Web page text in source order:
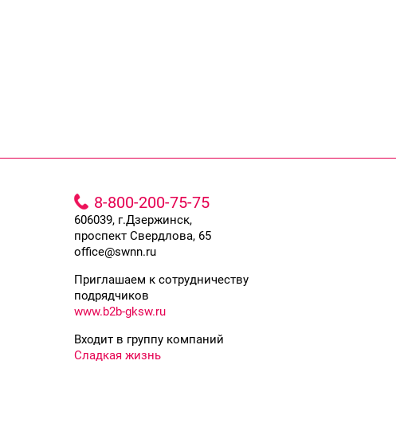
8-800-200-75-75
606039, г.Дзержинск,
проспект Свердлова, 65
office@swnn.ru
Приглашаем к сотрудничеству
подрядчиков
www.b2b-gksw.ru
Входит в группу компаний
Сладкая жизнь